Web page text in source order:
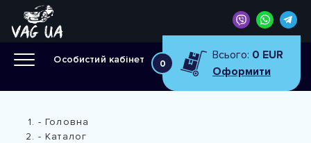
Особистий кабінет 0
Всього: 0 EUR
Оформити
Головна
Каталог